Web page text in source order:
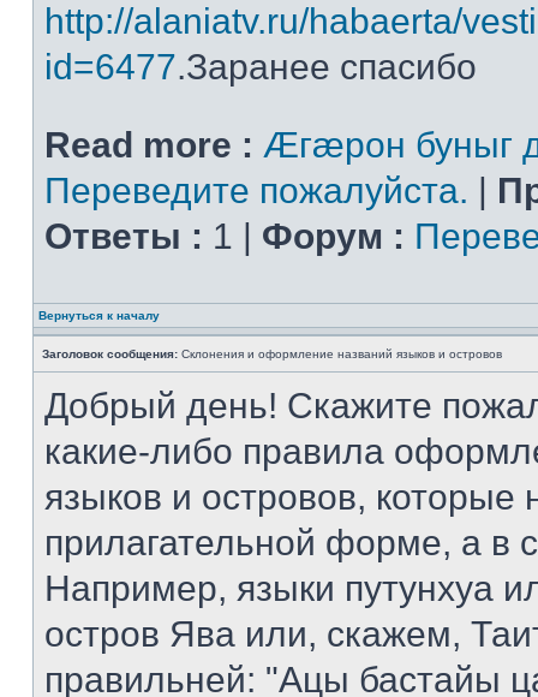
http://alaniatv.ru/habaerta/
id=6477.Заранее спасибо
Read more : Æгæрон буныг
Переведите пожалуйста. |
Ответы : 1 | Форум :
Вернуться к началу
Заголовок сообщения: Склонения и оформление названий языков и островов
Добрый день! Скажите
какие-либо правила
языков и островов, которые
прилагательной форме, а в
Например, языки путунхуа
остров Ява или, скажем,
правильней: "Ацы бастайы